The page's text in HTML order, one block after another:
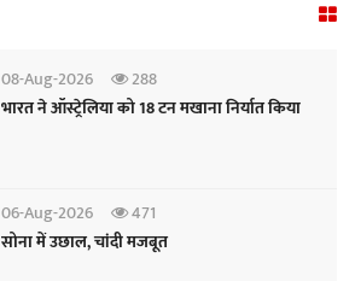
08-Aug-2026
288
भारत ने ऑस्ट्रेलिया को 18 टन मखाना निर्यात किया
06-Aug-2026
471
सोना में उछाल, चांदी मजबूत